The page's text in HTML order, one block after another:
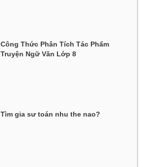
Công Thức Phân Tích Tác Phẩm
Truyện Ngữ Văn Lớp 8
Tìm gia sư toán nhu the nao?